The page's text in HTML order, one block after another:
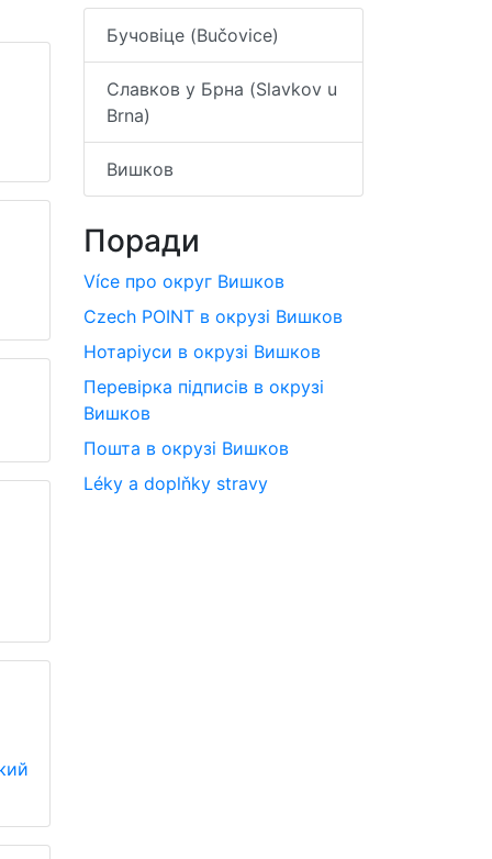
Бучовіце (Bučovice)
Славков у Брна (Slavkov u
Brna)
Вишков
Поради
Více про округ Вишков
Czech POINT в окрузі Вишков
Нотаріуси в окрузі Вишков
Перевірка підписів в окрузі
Вишков
Пошта в окрузі Вишков
Léky a doplňky stravy